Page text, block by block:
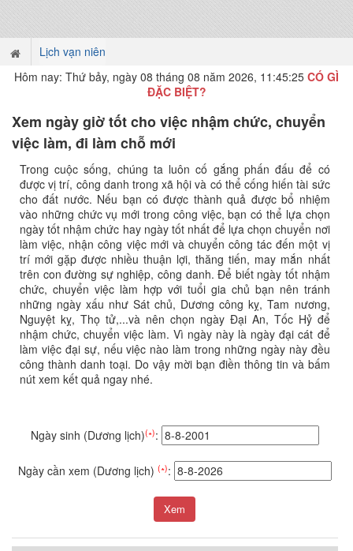
Lịch vạn niên
Hôm nay: Thứ bảy, ngày 08 tháng 08 năm 2026, 11:45:26 CÓ GÌ
ĐẶC BIỆT?
Xem ngày giờ tốt cho việc nhậm chức, chuyển
việc làm, đi làm chỗ mới
Trong cuộc sống, chúng ta luôn cố gắng phấn đấu để có
được vị trí, công danh trong xã hội và có thể cống hiến tài sức
cho đất nước. Nếu bạn có được thành quả được bổ nhiệm
vào những chức vụ mới trong công việc, bạn có thể lựa chọn
ngày tốt nhậm chức hay ngày tốt nhất để lựa chọn chuyển nơi
làm việc, nhận công việc mới và chuyển công tác đến một vị
trí mới gặp được nhiều thuận lợi, thăng tiến, may mắn nhất
trên con đường sự nghiệp, công danh. Để biết ngày tốt nhậm
chức, chuyển việc làm hợp với tuổi gia chủ bạn nên tránh
những ngày xấu như Sát chủ, Dương công kỵ, Tam nương,
Nguyệt kỵ, Thọ tử,...và nên chọn ngày Đại An, Tốc Hỷ để
nhậm chức, chuyển việc làm. Vì ngày này là ngày đại cát để
làm việc đại sự, nếu việc nào làm trong những ngày này đều
công thành danh toại. Do vậy mời bạn điền thông tin và bấm
nút xem kết quả ngay nhé.
Ngày sinh (Dương lịch)(∗):
Ngày cần xem (Dương lịch) (∗):